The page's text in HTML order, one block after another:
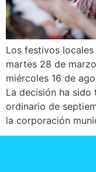
Los festivos
martes 28 de
miércoles 16 de
La decisión ha sido
ordinario de
la corporación